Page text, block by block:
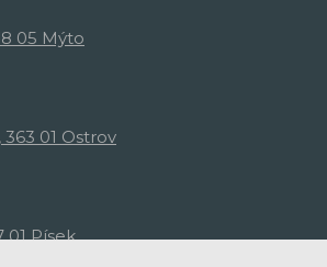
05 Mýto
01 Ostrov
01 Písek